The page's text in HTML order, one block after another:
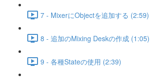
7 - MixerにObjectを追加する (2:59)
8 - 追加のMixing Deskの作成 (1:05)
9 - 各種Stateの使用 (2:39)